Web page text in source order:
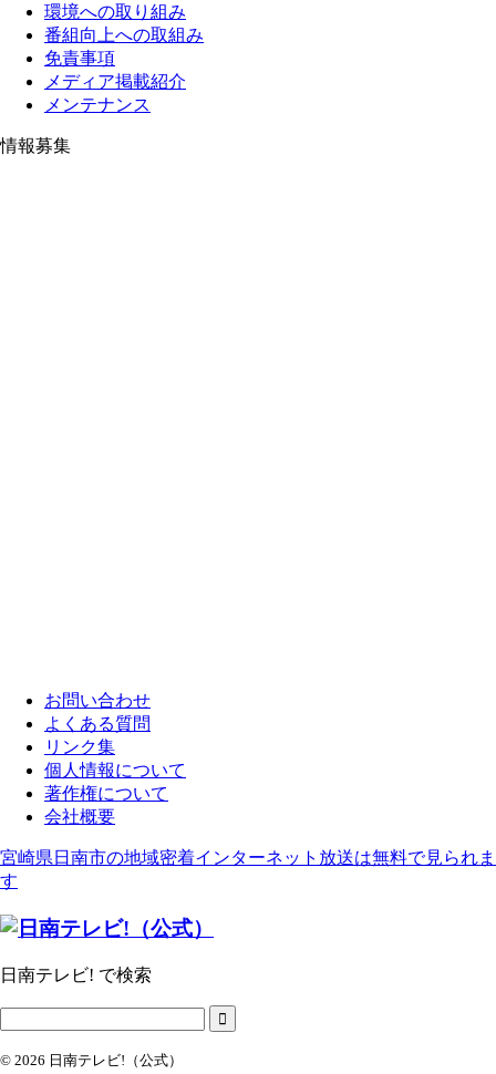
環境への取り組み
番組向上への取組み
免責事項
メディア掲載紹介
メンテナンス
情報募集
お問い合わせ
よくある質問
リンク集
個人情報について
著作権について
会社概要
宮崎県日南市の地域密着インターネット放送は無料で見られま
す
日南テレビ! で検索
© 2026 日南テレビ!（公式）